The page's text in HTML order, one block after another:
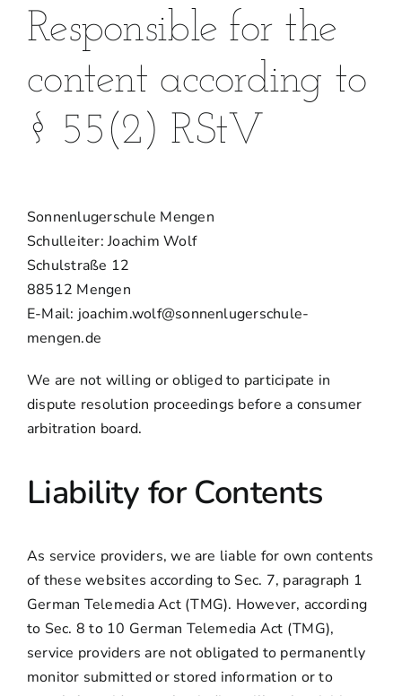
Responsible for the
content according to
§ 55(2) RStV
Sonnenlugerschule Mengen
Schulleiter: Joachim Wolf
Schulstraße 12
88512 Mengen
E-Mail: joachim.wolf@sonnenlugerschule-
mengen.de
We are not willing or obliged to participate in
dispute resolution proceedings before a consumer
arbitration board.
Liability for Contents
As service providers, we are liable for own contents
of these websites according to Sec. 7, paragraph 1
German Telemedia Act (TMG). However, according
to Sec. 8 to 10 German Telemedia Act (TMG),
service providers are not obligated to permanently
monitor submitted or stored information or to